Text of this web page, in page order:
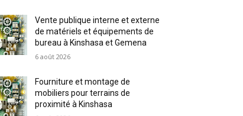
Vente publique interne et externe
de matériels et équipements de
bureau à Kinshasa et Gemena
6 août 2026
Fourniture et montage de
mobiliers pour terrains de
proximité à Kinshasa